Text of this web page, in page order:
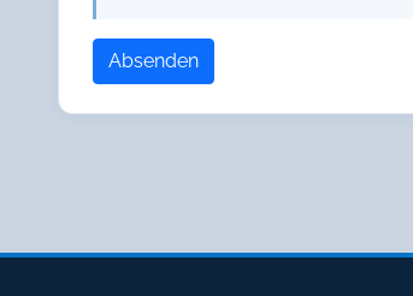
Absenden